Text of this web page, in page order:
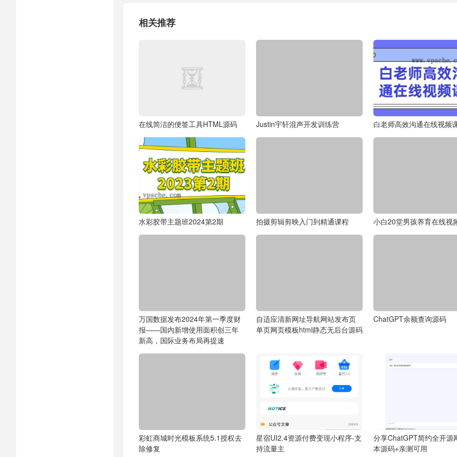
相关推荐
在线简洁的便签工具HTML源码 Justin宇轩混声开发训练营 白老师高效沟通在线视频
水彩胶带主题班2024第2期 拍摄剪辑剪映入门到精通课程 小白20堂男孩养育在线视
万国数据发布2024年第一季度财
报——国内新增使用面积创三年
新高，国际业务布局再提速
自适应清新网址导航网站发布页
单页网页模板html静态无后台源码
ChatGPT余额查询源码
彩虹商城时光模板系统5.1授权去
除修复
星宿UI2.4资源付费变现小程序-支
持流量主
分享ChatGPT简约全开源
本源码+亲测可用